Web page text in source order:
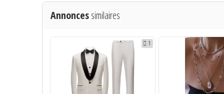
Annoncessimilaires
1